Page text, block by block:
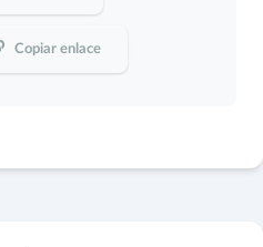
Copiar enlace